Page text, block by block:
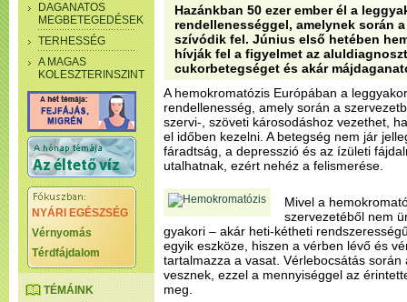
DAGANATOS
MEGBETEGEDÉSEK
TERHESSÉG
A MAGAS
KOLESZTERINSZINT
NYÁRI EGÉSZSÉG
Vérnyomás
Térdfájdalom
TÉMÁINK
Hazánkban 50 ezer ember él a
rendellenességgel, amelynek során
szívódik fel. Június első hetében
hívják fel a figyelmet az
cukorbetegséget és akár
A hemokromatózis Európában a
rendellenesség, amely során a
szervi-, szöveti károsodáshoz vezethet,
el időben kezelni. A betegség nem jár
fáradtság, a depresszió és az ízületi
utalhatnak, ezért nehéz a felismerése.
Mivel a
szervezetéből nem
gyakori – akár heti-kétheti
egyik eszköze, hiszen a vérben lévő és
tartalmazza a vasat. Vérlebocsátás során
vesznek, ezzel a mennyiséggel az
meg.